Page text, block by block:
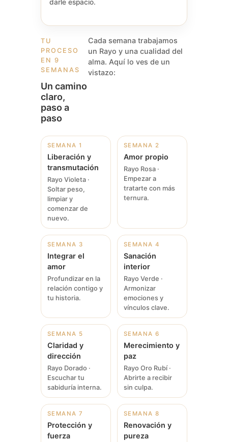
darle espacio.
TU
PROCESO
EN 9
SEMANAS
Un camino
claro,
paso a
paso
Cada semana trabajamos
un Rayo y una cualidad del
alma. Aquí lo ves de un
vistazo:
SEMANA 1
Liberación y
transmutación
Rayo Violeta ·
Soltar peso,
limpiar y
comenzar de
nuevo.
SEMANA 2
Amor propio
Rayo Rosa ·
Empezar a
tratarte con más
ternura.
SEMANA 3
Integrar el
amor
Profundizar en la
relación contigo y
tu historia.
SEMANA 4
Sanación
interior
Rayo Verde ·
Armonizar
emociones y
vínculos clave.
SEMANA 5
Claridad y
dirección
Rayo Dorado ·
Escuchar tu
sabiduría interna.
SEMANA 6
Merecimiento y
paz
Rayo Oro Rubí ·
Abrirte a recibir
sin culpa.
SEMANA 7
Protección y
fuerza
SEMANA 8
Renovación y
pureza